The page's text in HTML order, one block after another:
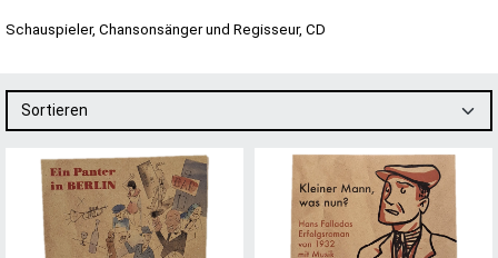
Schauspieler, Chansonsänger und Regisseur, CD
Sortieren